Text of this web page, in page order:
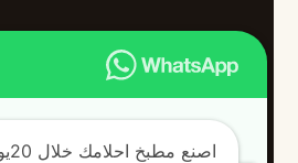
اصنع مطبخ احلامك خلال 20يوم فقط